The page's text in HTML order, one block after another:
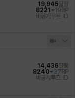
19,945딜량
8221
19 RP
비공개 루트 ID
14,436딜량
8240
37 RP
비공개 루트 ID